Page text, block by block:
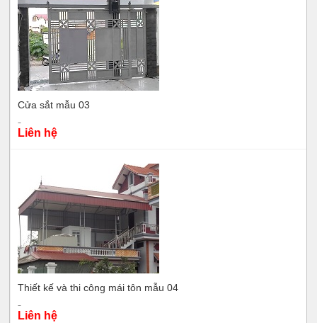
Cửa sắt mẫu 03
Liên hệ
Thiết kế và thi công mái tôn mẫu 04
Liên hệ